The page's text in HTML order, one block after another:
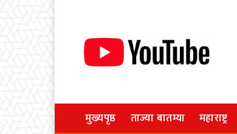
मुख्यपृष्ठ ताज्या बातम्या महाराष्ट्र